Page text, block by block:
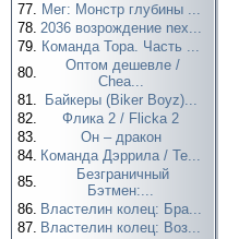
77. Мег: Монстр глубины ...
78. 2036 возрождение nex...
79. Команда Тора. Часть ...
80.
Оптом дешевле /
Chea...
81.
Байкеры (Biker Boyz)...
82.
Флика 2 / Flicka 2
83.
Он – дракон
84. Команда Дэррила / Te...
85.
Безграничный
Бэтмен:...
86. Властелин колец: Бра...
87. Властелин колец: Воз...